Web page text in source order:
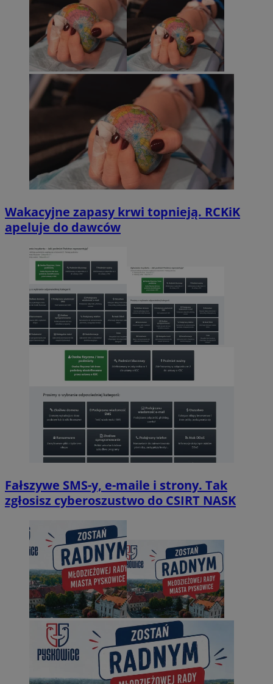
Wakacyjne zapasy krwi topnieją. RCKiK
apeluje do dawców
Fałszywe SMS-y, e-maile i strony. Tak
zgłosisz cyberoszustwo do CSIRT NASK